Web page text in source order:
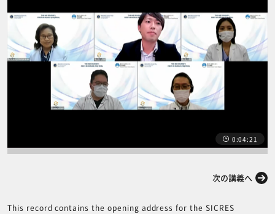
0:04:21
次の講義へ
This record contains the opening address for the SICRES